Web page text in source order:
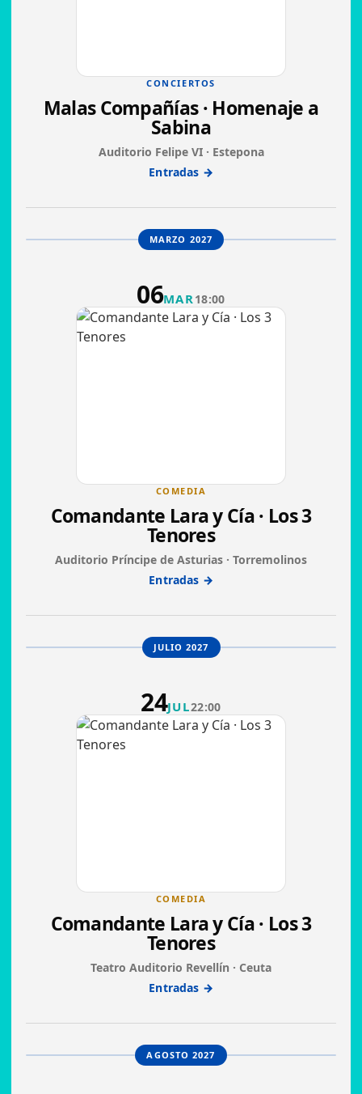
CONCIERTOS
Malas Compañías · Homenaje a
Sabina
Auditorio Felipe VI · Estepona
Entradas →
MARZO 2027
06MAR18:00
COMEDIA
Comandante Lara y Cía · Los 3
Tenores
Auditorio Príncipe de Asturias · Torremolinos
Entradas →
JULIO 2027
24JUL22:00
COMEDIA
Comandante Lara y Cía · Los 3
Tenores
Teatro Auditorio Revellín · Ceuta
Entradas →
AGOSTO 2027